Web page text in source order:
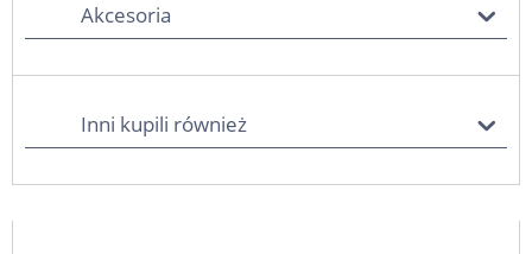
Akcesoria
Inni kupili również